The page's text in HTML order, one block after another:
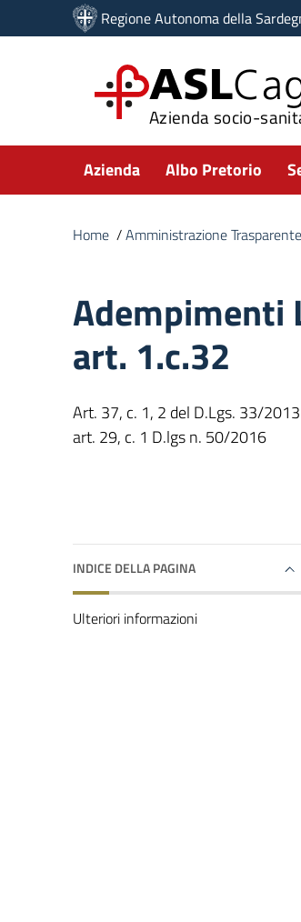
Vai ai contenuti
Vai al menu di navigazione
Regione Autonoma della
ASL
Azienda socio-
Submenu
Azienda Albo Pretorio
Home /Amministrazione Trasparente
Adempimenti
art. 1.c.32
Art. 37, c. 1, 2 del D.Lgs. 33/2013
art. 29, c. 1 D.lgs n. 50/2016
INDICE DELLA PAGINA
Ulteriori informazioni